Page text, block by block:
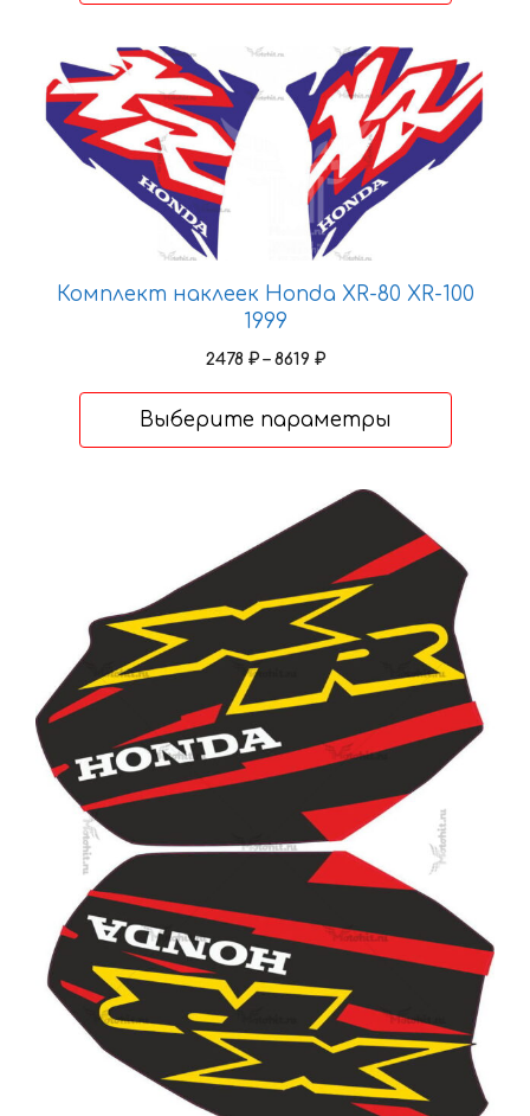
Комплект наклеек Honda XR-80 XR-100
1999
2478 ₽ – 8619 ₽Диапазон
–
Выберите параметры
Этот
товар
имеет
несколько
вариаций.
на
вариаций.
Опции
можно
выбрать
на
странице
товара.